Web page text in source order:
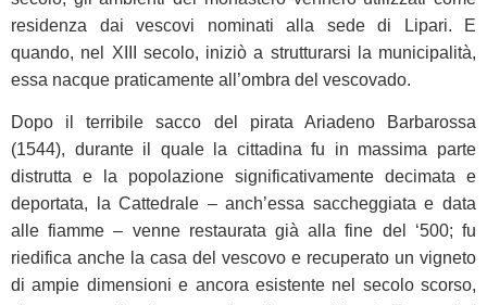
residenza dai vescovi nominati alla sede di Lipari. E
quando, nel XIII secolo, iniziò a strutturarsi la municipalità,
essa nacque praticamente all’ombra del vescovado.
Dopo il terribile sacco del pirata Ariadeno Barbarossa
(1544), durante il quale la cittadina fu in massima parte
distrutta e la popolazione significativamente decimata e
deportata, la Cattedrale – anch’essa saccheggiata e data
alle fiamme – venne restaurata già alla fine del ‘500; fu
riedifica anche la casa del vescovo e recuperato un vigneto
di ampie dimensioni e ancora esistente nel secolo scorso,